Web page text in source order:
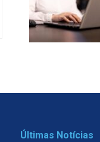
Últimas Notícias